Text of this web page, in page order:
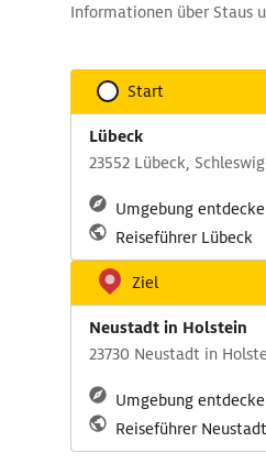
Informationen über Staus
Start
Lübeck
23552 Lübeck,
Umgebung
Reiseführer Lübeck
Ziel
Neustadt in Holstein
23730 Neustadt in
Umgebung
Reiseführer